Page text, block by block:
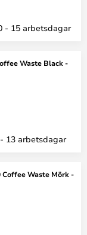
- 15 arbetsdagar
Waste Black -
13 arbetsdagar
Waste Mörk -